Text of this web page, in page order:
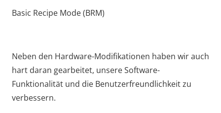
Basic Recipe Mode (BRM)
Neben den Hardware-Modifikationen haben wir auch
hart daran gearbeitet, unsere Software-
Funktionalität und die Benutzerfreundlichkeit zu
verbessern.